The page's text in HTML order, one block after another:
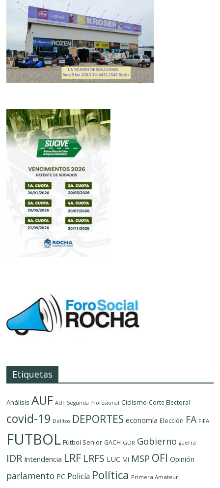
Etiquetas
Análisis AUF AUF Segunda Profesional Ciclismo Corte Electoral
covid-19 Delítos DEPORTES economía Elección FA FIFA
FUTBOL Fútbol Senior GACH GDR Gobierno guerra
IDR Intendencia LRF LRFS LUC MI MSP OFI Opinión
parlamento PC Policía Política Primera Amateur